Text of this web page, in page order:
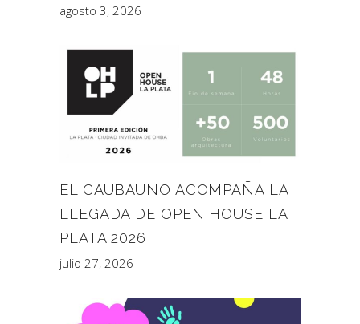
agosto 3, 2026
EL CAUBAUNO ACOMPAÑA LA
LLEGADA DE OPEN HOUSE LA
PLATA 2026
julio 27, 2026